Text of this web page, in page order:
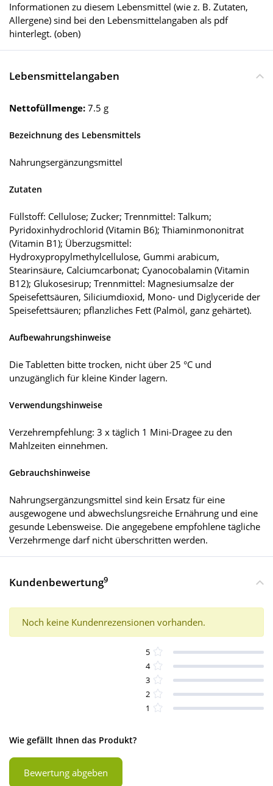
Informationen zu diesem Lebensmittel (wie z. B. Zutaten,
Allergene) sind bei den Lebensmittelangaben als pdf
hinterlegt. (oben)
Lebensmittelangaben
Nettofüllmenge: 7.5 g
Bezeichnung des Lebensmittels
Nahrungsergänzungsmittel
Zutaten
Füllstoff: Cellulose; Zucker; Trennmittel: Talkum;
Pyridoxinhydrochlorid (Vitamin B6); Thiaminmononitrat
(Vitamin B1); Überzugsmittel:
Hydroxypropylmethylcellulose, Gummi arabicum,
Stearinsäure, Calciumcarbonat; Cyanocobalamin (Vitamin
B12); Glukosesirup; Trennmittel: Magnesiumsalze der
Speisefettsäuren, Siliciumdioxid, Mono- und Diglyceride der
Speisefettsäuren; pflanzliches Fett (Palmöl, ganz gehärtet).
Aufbewahrungshinweise
Die Tabletten bitte trocken, nicht über 25 °C und
unzugänglich für kleine Kinder lagern.
Verwendungshinweise
Verzehrempfehlung: 3 x täglich 1 Mini-Dragee zu den
Mahlzeiten einnehmen.
Gebrauchshinweise
Nahrungsergänzungsmittel sind kein Ersatz für eine
ausgewogene und abwechslungsreiche Ernährung und eine
gesunde Lebensweise. Die angegebene empfohlene tägliche
Verzehrmenge darf nicht überschritten werden.
Kundenbewertung9
Noch keine Kundenrezensionen vorhanden.
5
4
3
2
1
Wie gefällt Ihnen das Produkt?
Bewertung abgeben